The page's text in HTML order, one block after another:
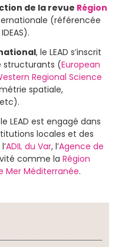
de la revue Région
(référencée
, le LEAD s’inscrit
structurants (European
Regional Science
spatiale,
LEAD est engagé dans
locales et des
ADIL du Var, l’Agence de
comme laRégion
Mer Méditerranée.